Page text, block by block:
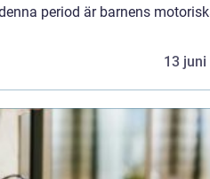
period är barnens
13 juni